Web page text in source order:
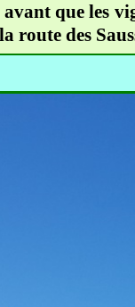
que les
route des